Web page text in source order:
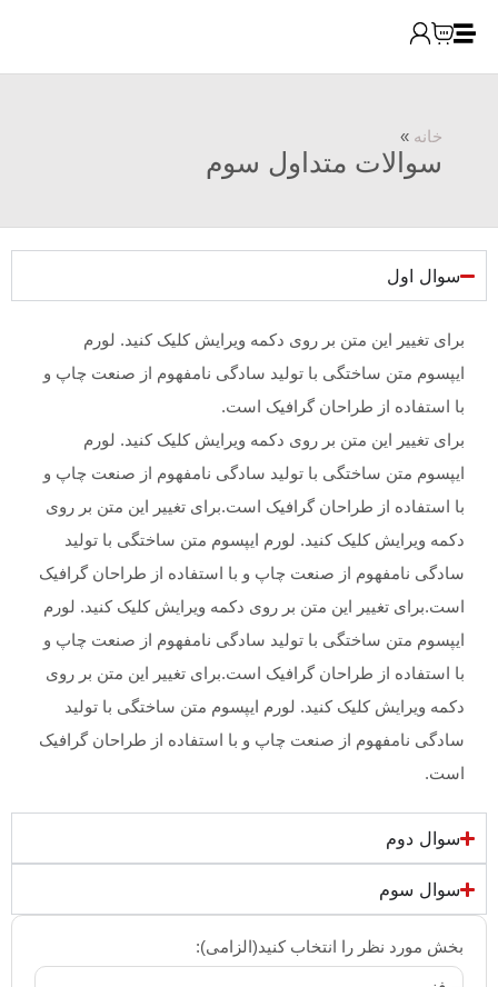
متداول سوم
متن بر روی دکمه ویرایش کلیک کنید. لورم
با تولید سادگی نامفهوم از صنعت چاپ و
طراحان گرافیک است.
متن بر روی دکمه ویرایش کلیک کنید. لورم
با تولید سادگی نامفهوم از صنعت چاپ و
طراحان گرافیک است.برای تغییر این متن بر روی
کنید. لورم ایپسوم متن ساختگی با تولید
از صنعت چاپ و با استفاده از طراحان گرافیک
این متن بر روی دکمه ویرایش کلیک کنید. لورم
با تولید سادگی نامفهوم از صنعت چاپ و
طراحان گرافیک است.برای تغییر این متن بر روی
کنید. لورم ایپسوم متن ساختگی با تولید
از صنعت چاپ و با استفاده از طراحان گرافیک
انتخاب کنید(الزامی):